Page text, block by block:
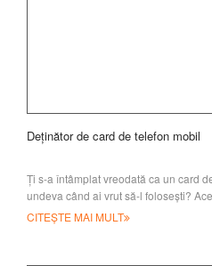
Deținător de card de telefon mobil
Ți s-a întâmplat vreodată ca un card
undeva când ai vrut să-l folosești?
CITEȘTE MAI MULT